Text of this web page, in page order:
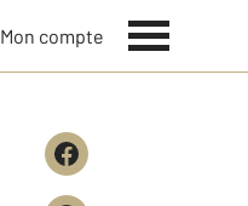
Mon compte